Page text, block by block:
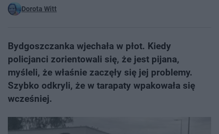
Dorota Witt
Bydgoszczanka wjechała w płot. Kiedy
policjanci zorientowali się, że jest pijana,
myśleli, że właśnie zaczęły się jej problemy.
Szybko odkryli, że w tarapaty wpakowała się
wcześniej.